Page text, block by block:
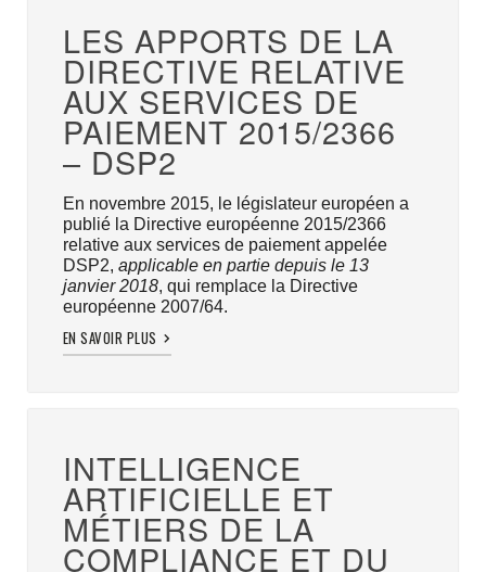
LES APPORTS DE LA
DIRECTIVE RELATIVE
AUX SERVICES DE
PAIEMENT 2015/2366
– DSP2
En novembre 2015, le législateur européen a
publié la Directive européenne 2015/2366
relative aux services de paiement appelée
DSP2, applicable en partie depuis le 13
janvier 2018, qui remplace la Directive
européenne 2007/64.
EN SAVOIR PLUS
INTELLIGENCE
ARTIFICIELLE ET
MÉTIERS DE LA
COMPLIANCE ET DU